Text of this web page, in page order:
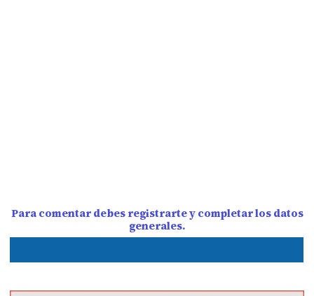
Para comentar debes registrarte y completar los datos
generales.